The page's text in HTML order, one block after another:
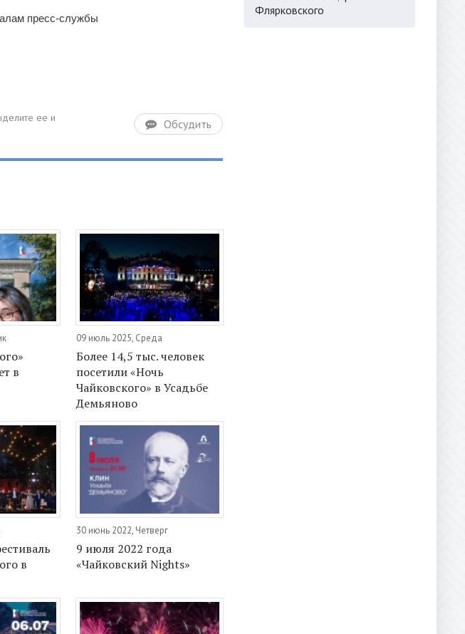
пресс-службы
Обсудить
в
09 июль 2025, Среда
Более 14,5 тыс. человек
посетили «Ночь
Чайковского» в Усадьбе
Демьяново
в
30 июнь 2022, Четверг
9 июля 2022 года
«Чайковский Nights»
Флярковского